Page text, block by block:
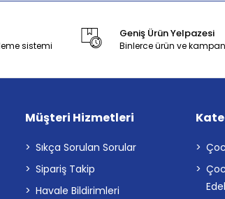
sistemi
Geniş Ürün Yelpazesi
Binlerce ürün ve
Müşteri Hizmetleri
Sıkça Sorulan Sorular
Sipariş Takip
Havale Bildirimleri